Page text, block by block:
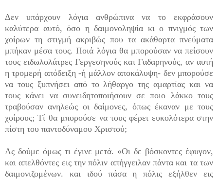
Δεν υπάρχουν λόγια ανθρώπινα να το εκφράσουν
καλύτερα αυτό, όσο η δαιμονοληψία κι ο πνιγμός των
χοίρων τη στιγμή ακριβώς που τα ακάθαρτα πνεύματα
μπήκαν μέσα τους. Ποιά λόγια θα μπορούσαν να πείσουν
τους ειδωλολάτρες Γεργεσηνούς και Γαδαρηνούς, αν αυτή
η τρομερή απόδειξη -ή μάλλον αποκάλυψη- δεν μπορούσε
να τους ξυπνήσει από το λήθαργο της αμαρτίας και να
τους κάνει να συνειδητοποιήσουν σε ποιο λάκκο τους
τραβούσαν ανηλεώς οι δαίμονες, όπως έκαναν με τους
χοίρους; Τί θα μπορούσε να τους φέρει ευκολότερα στην
πίστη του παντοδύναμου Χριστού;
Ας δούμε όμως τι έγινε μετά. «Οι δε βόσκοντες έφυγον,
και απελθόντες εις την πόλιν απήγγειλαν πάντα και τα των
δαιμονιζομένων. και ιδού πάσα η πόλις εξήλθεν εις